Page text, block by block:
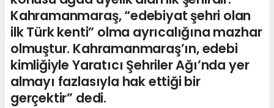
Kahramanmaraş, “edebiyat şehri olan
ilk Türk kenti” olma ayrıcalığına mazhar
olmuştur. Kahramanmaraş’ın, edebi
kimliğiyle Yaratıcı Şehriler Ağı’nda yer
almayı fazlasıyla hak ettiği bir
gerçektir” dedi.